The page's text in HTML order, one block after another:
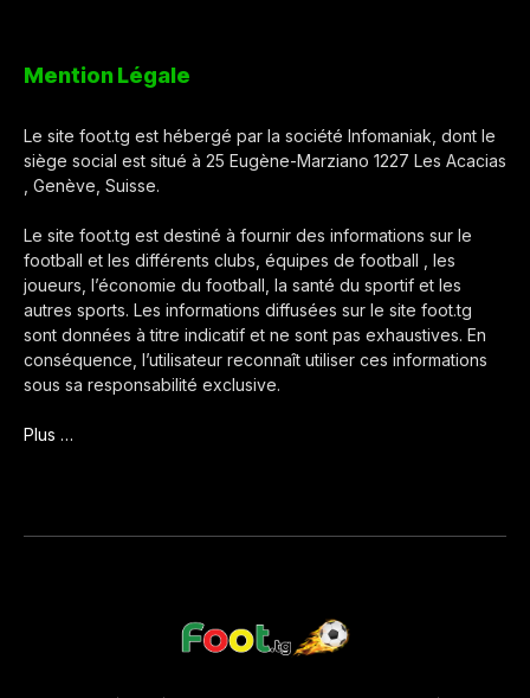
Mention Légale
Le site foot.tg est hébergé par la société Infomaniak, dont le
siège social est situé à 25 Eugène-Marziano 1227 Les Acacias
, Genève, Suisse.
Le site foot.tg est destiné à fournir des informations sur le
football et les différents clubs, équipes de football , les
joueurs, l’économie du football, la santé du sportif et les
autres sports. Les informations diffusées sur le site foot.tg
sont données à titre indicatif et ne sont pas exhaustives. En
conséquence, l’utilisateur reconnaît utiliser ces informations
sous sa responsabilité exclusive.
Plus …